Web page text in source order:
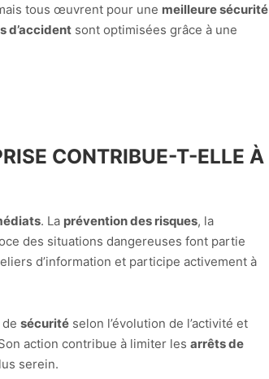
tous œuvrent pour une meilleure sécurité
d’accident sont optimisées grâce à une
CONTRIBUE-T-ELLE À
. La prévention des risques, la
des situations dangereuses font partie
d’information et participe activement à
sécurité selon l’évolution de l’activité et
action contribue à limiter les arrêts de
serein.